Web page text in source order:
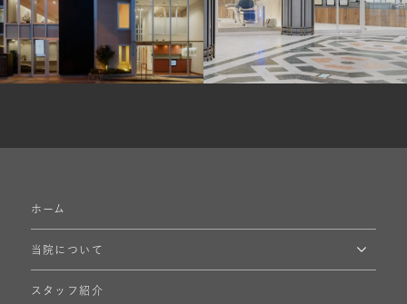
ホーム
当院について
スタッフ紹介